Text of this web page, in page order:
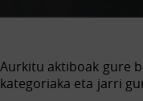
Aurkitu aktiboak gure
kategoriaka eta jarri